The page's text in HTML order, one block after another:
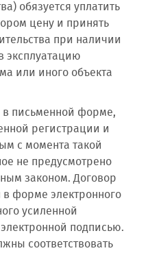
обязуется уплатить
цену и принять
при наличии
эксплуатацию
или иного объекта
в письменной форме,
регистрации и
с момента такой
не предусмотрено
законом. Договор
форме электронного
усиленной
подписью.
соответствовать